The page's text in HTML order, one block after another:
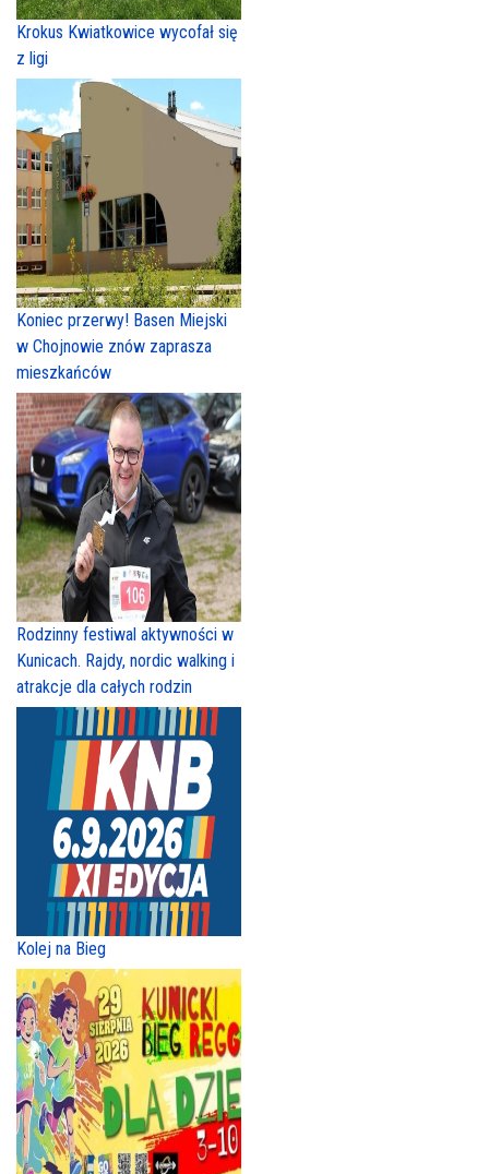
Krokus Kwiatkowice wycofał się
z ligi
Koniec przerwy! Basen Miejski
w Chojnowie znów zaprasza
mieszkańców
Rodzinny festiwal aktywności w
Kunicach. Rajdy, nordic walking i
atrakcje dla całych rodzin
Kolej na Bieg